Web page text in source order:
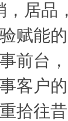
，居品
赋能
前台
客户
拾往